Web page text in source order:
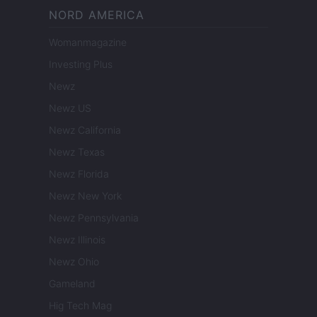
NORD AMERICA
Womanmagazine
Investing Plus
Newz
Newz US
Newz California
Newz Texas
Newz Florida
Newz New York
Newz Pennsylvania
Newz Illinois
Newz Ohio
Gameland
Hig Tech Mag